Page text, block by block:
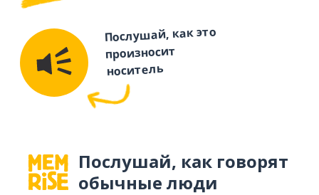
Послушай, как это
произносит
носитель
Послушай, как говорят
обычные люди